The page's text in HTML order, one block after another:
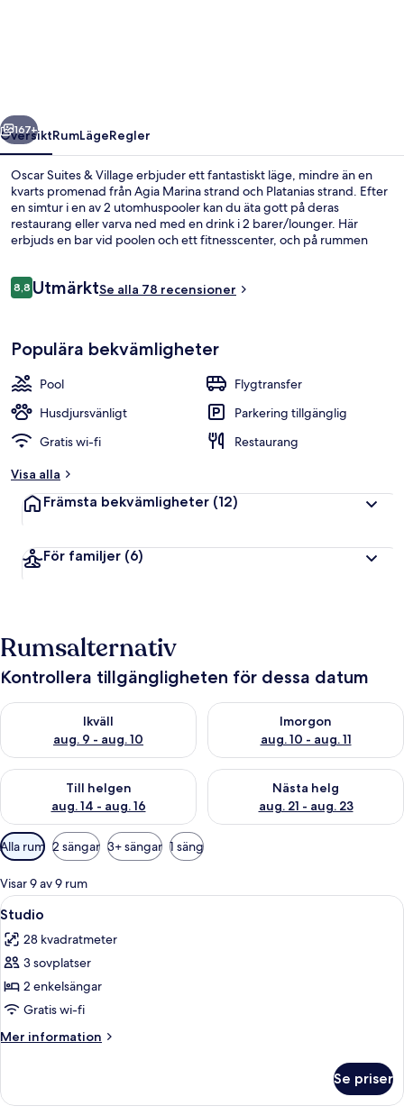
Nästa
167+
ÖversiktRumLägeRegler
Oscar Suites & Village erbjuder ett fantastiskt läge, mindre än en
kvarts promenad från Agia Marina strand och Platanias strand. Efter
en simtur i en av 2 utomhuspooler kan du äta gott på deras
restaurang eller varva ned med en drink i 2 barer/lounger. Här
erbjuds en bar vid poolen och ett fitnesscenter, och på rummen
Recensioner
8,88,8 av 10,
UtmärktSe alla 78 recensioner
Populära bekvämligheter
Pool
Flygtransfer
Husdjursvänligt
Parkering tillgänglig
Gratis wi-fi
Restaurang
Visa alla
Främsta bekvämligheter (12)
För familjer (6)
Rumsalternativ
Kontrollera tillgängligheten för dessa datum
Ikväll
aug. 9 - aug. 10
Kontrollera tillgängligheten för ikväll aug. 9 - aug. 10
Imorgon
aug. 10 - aug. 11
Kontrollera tillgängligheten
Till helgen
aug. 14 - aug. 16
Kontrollera tillgängligheten för den här helgen aug. 14 - aug.
Nästa helg
aug. 21 - aug. 23
Kontrollera tillgängligheten
Tillgängliga
filter
för
rum
Alla rum 2 sängar 3+ sängar 1 säng
Visar 9 av 9 rum
Öppna
alla
foton
för
Studio
Ett hotellrum med en säng, ett
22
Studio
28 kvadratmeter
3 sovplatser
2 enkelsängar
Gratis wi-fi
Mer information
Mer
Se priser